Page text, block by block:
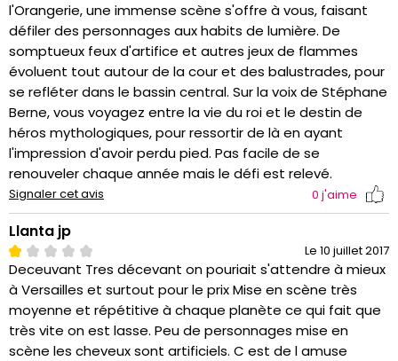
l'Orangerie, une immense scène s'offre à vous, faisant
défiler des personnages aux habits de lumière. De
somptueux feux d'artifice et autres jeux de flammes
évoluent tout autour de la cour et des balustrades, pour
se refléter dans le bassin central. Sur la voix de Stéphane
Berne, vous voyagez entre la vie du roi et le destin de
héros mythologiques, pour ressortir de là en ayant
l'impression d'avoir perdu pied. Pas facile de se
renouveler chaque année mais le défi est relevé.
Signaler cet avis 0 j'aime
Llanta jp
Le 10 juillet 2017
Deceuvant Tres décevant on pouriait s'attendre à mieux
à Versailles et surtout pour le prix Mise en scène très
moyenne et répétitive à chaque planète ce qui fait que
très vite on est lasse. Peu de personnages mise en
scène les cheveux sont artificiels. C est de l amuse